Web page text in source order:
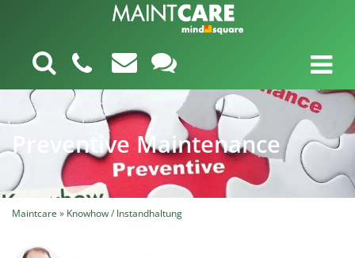
Preventive Maintenance
Maintcare » Knowhow/ Instandhaltung